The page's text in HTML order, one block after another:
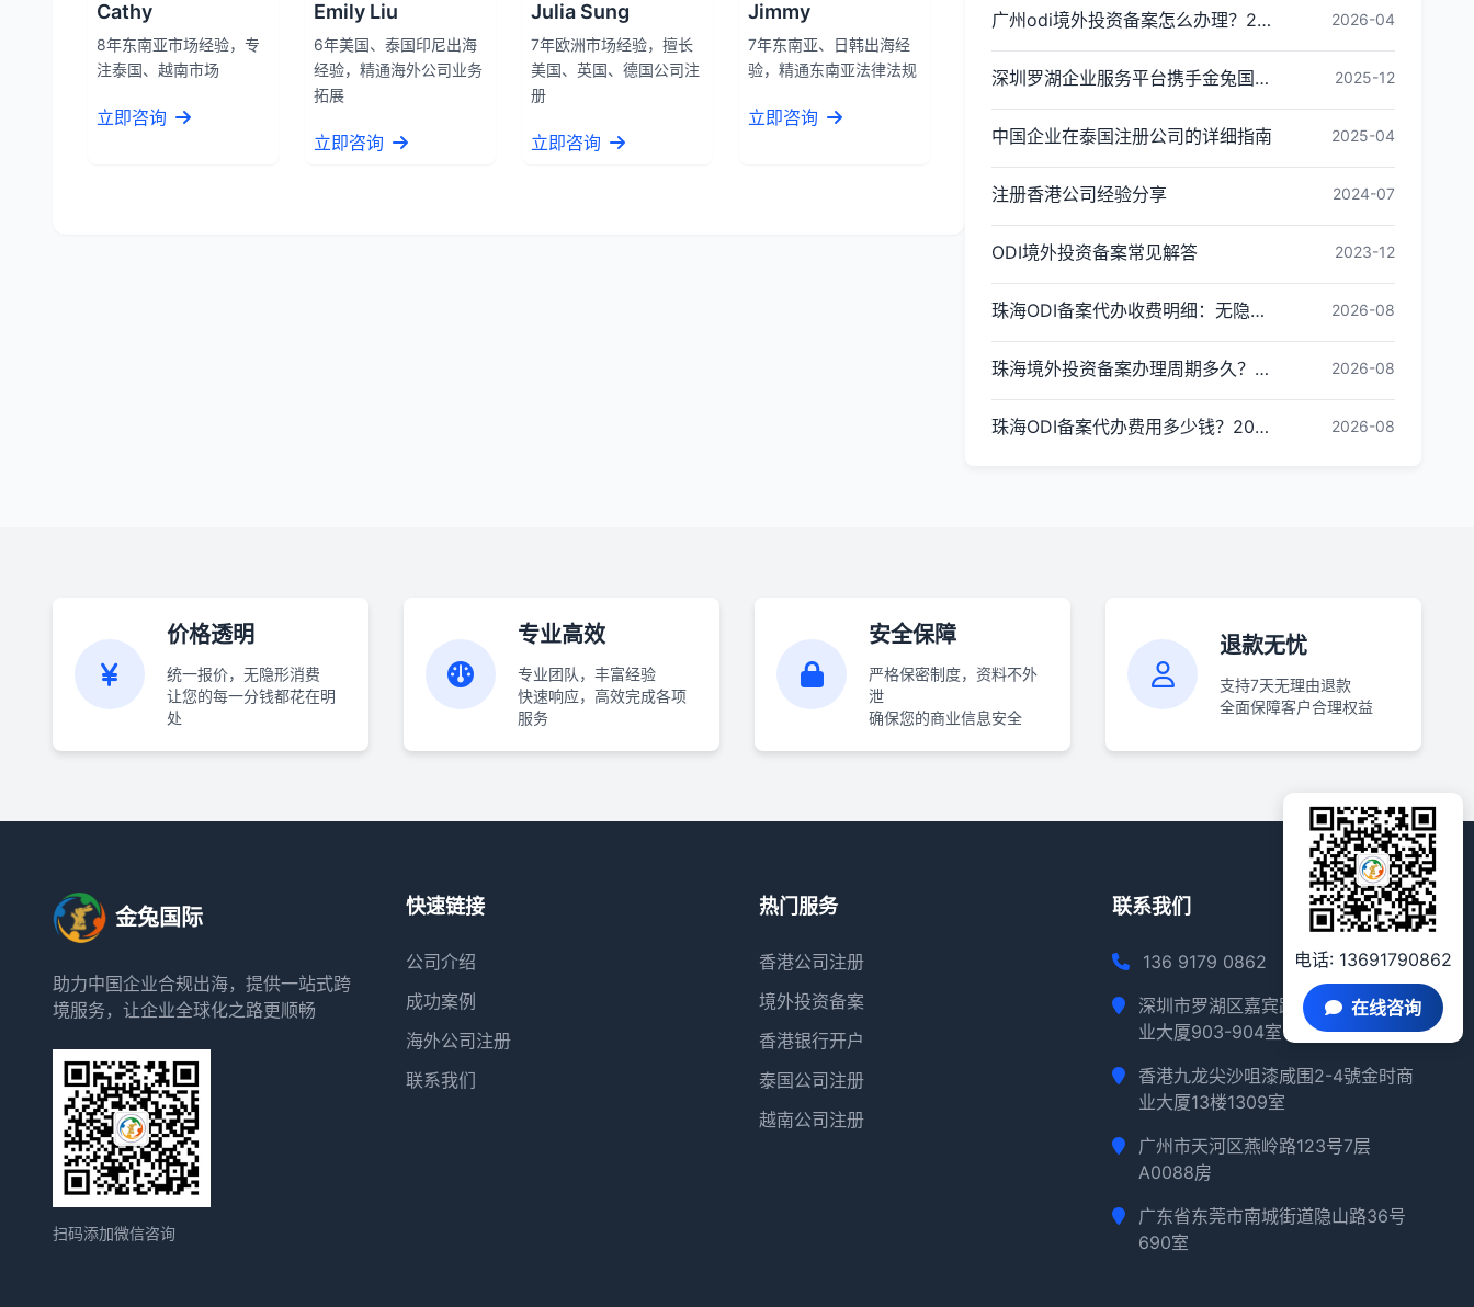
Cathy
8年东南亚市场经验，专
注泰国、越南市场
立即咨询
Emily Liu
6年美国、泰国印尼出海
经验，精通海外公司业务
拓展
立即咨询
Julia Sung
7年欧洲市场经验，擅长
美国、英国、德国公司注
册
立即咨询
Jimmy
7年东南亚、日韩出海经
验，精通东南亚法律法规
立即咨询
广州odi境外投资备案怎么办理？2026年最新流程详解 2026-04
深圳罗湖企业服务平台携手金兔国际ODI备案专家,共建跨境出海全链条服务新生态 2025-12
中国企业在泰国注册公司的详细指南 2025-04
注册香港公司经验分享 2024-07
ODI境外投资备案常见解答 2023-12
珠海ODI备案代办收费明细：无隐形消费更透明 2026-08
珠海境外投资备案办理周期多久？ODI备案下证时间 2026-08
珠海ODI备案代办费用多少钱？2026最新收费标准 2026-08
价格透明
统一报价，无隐形消费
让您的每一分钱都花在明
处
专业高效
专业团队，丰富经验
快速响应，高效完成各项
服务
安全保障
严格保密制度，资料不外
泄
确保您的商业信息安全
退款无忧
支持7天无理由退款
全面保障客户合理权益
金兔国际
助力中国企业合规出海，提供一站式跨
境服务，让企业全球化之路更顺畅
扫码添加微信咨询
快速链接
公司介绍
成功案例
海外公司注册
联系我们
热门服务
香港公司注册
境外投资备案
香港银行开户
泰国公司注册
越南公司注册
联系我们
136 9179 0862
深圳市罗湖区嘉宾路2018路深华商
业大厦903-904室
香港九龙尖沙咀漆咸围2-4號金时商
业大厦13楼1309室
广州市天河区燕岭路123号7层
A0088房
广东省东莞市南城街道隐山路36号
690室
电话: 13691790862
在线咨询